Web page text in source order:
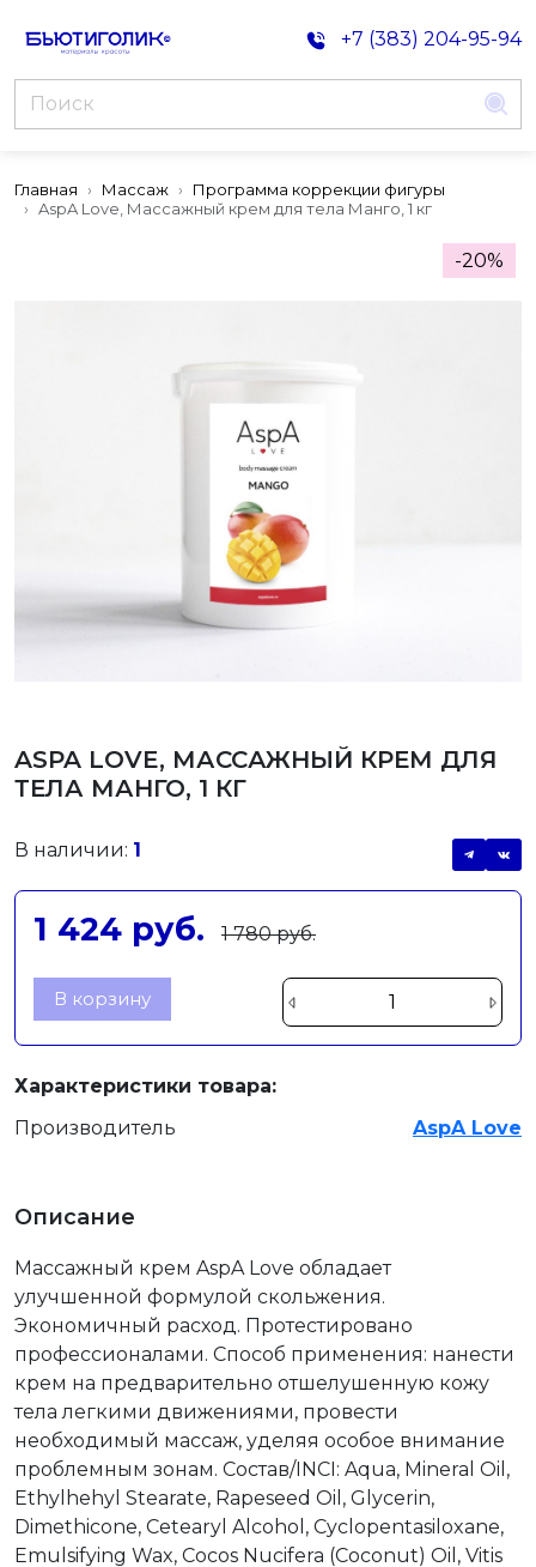
+7 (383) 204-95-94
Главная Массаж
Программа коррекции фигуры
AspA Love, Массажный крем для тела Манго, 1 кг
-20%
ASPA LOVE, МАССАЖНЫЙ КРЕМ ДЛЯ
ТЕЛА МАНГО, 1 КГ
В наличии: 1
1 424 руб. 1 780 руб.
В корзину
Характеристики товара:
Производитель
AspA Love
Описание
Массажный крем AspA Love обладает
улучшенной формулой скольжения.
Экономичный расход. Протестировано
профессионалами. Способ применения: нанести
крем на предварительно отшелушенную кожу
тела легкими движениями, провести
необходимый массаж, уделяя особое внимание
проблемным зонам. Состав/INCI: Aqua, Mineral Oil,
Ethylhehyl Stearate, Rapeseed Oil, Glycerin,
Dimethicone, Cetearyl Alcohol, Cyclopentasiloxane,
Emulsifying Wax, Cocos Nucifera (Coconut) Oil, Vitis